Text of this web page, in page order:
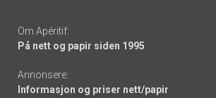
Om Apéritif:
På nett og papir siden 1995
Annonsere:
Informasjon og priser nett/papir